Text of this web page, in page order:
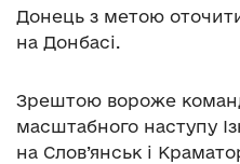
Донець з метою оточити
на Донбасі.
Зрештою вороже
масштабного наступу
на Слов’янськ і